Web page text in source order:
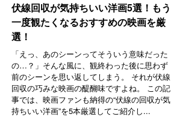
伏線回収が気持ちいい洋画5選！もう
一度観たくなるおすすめの映画を厳
選！
「えっ、あのシーンってそういう意味だった
の…？」そんな風に、観終わった後に思わず
前のシーンを思い返してしまう。 それが伏線
回収の巧みな映画の醍醐味ですよね。 この記
事では、映画ファンも納得の“伏線の回収が気
持ちいい洋画”を5本厳選してご紹介し...